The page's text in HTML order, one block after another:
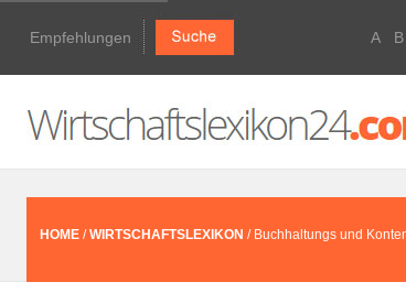
Empfehlungen A B
HOME /WIRTSCHAFTSLEXIKON / Buchhaltungs und